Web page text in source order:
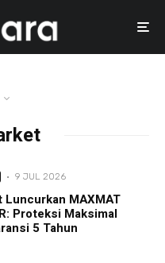
· 9 JUL 2026
MAXMAT
Proteksi Maksimal
5 Tahun